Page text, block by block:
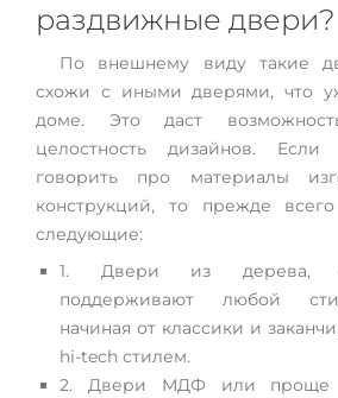
раздвижные двери?
По внешнему виду такие
схожи с иными дверями, что
доме. Это даст
целостность дизайнов. Если
говорить про материалы
конструкций, то прежде
следующие:
1. Двери из дерева,
поддерживают любой
начиная от классики и
hi-tech стилем.
2. Двери МДФ или проще